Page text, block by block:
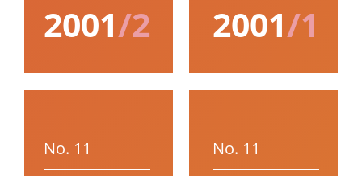
2001/2 2001/1
No. 11 No. 11